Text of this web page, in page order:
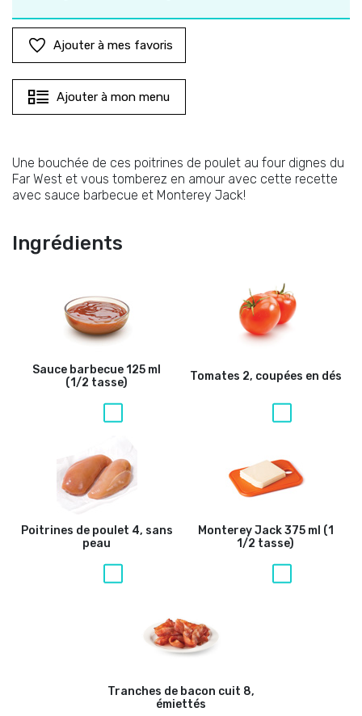
Ajouter à mes favoris
Ajouter à mon menu
Une bouchée de ces poitrines de poulet au four dignes du
Far West et vous tomberez en amour avec cette recette
avec sauce barbecue et Monterey Jack!
Ingrédients
Sauce barbecue125 ml
(1/2 tasse)
Tomates 2, coupées en dés
Poitrines de poulet 4, sans
peau
Monterey Jack375 ml (1
1/2 tasse)
Tranches de bacon cuit 8,
émiettés